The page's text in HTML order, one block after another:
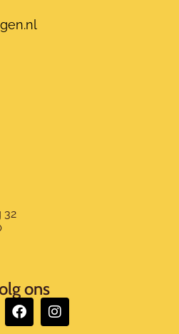
32
ons